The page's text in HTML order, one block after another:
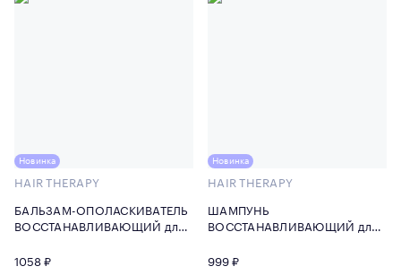
Новинка
HAIR THERAPY
БАЛЬЗАМ-ОПОЛАСКИВАТЕЛЬ
ВОССТАНАВЛИВАЮЩИЙ для
1058 ₽
Новинка
HAIR THERAPY
ШАМПУНЬ
ВОССТАНАВЛИВАЮЩИЙ для
999 ₽